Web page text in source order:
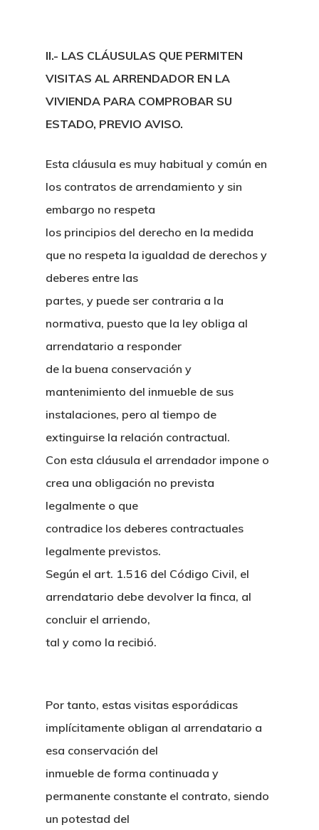
II.- LAS CLÁUSULAS QUE PERMITEN
VISITAS AL ARRENDADOR EN LA
VIVIENDA PARA COMPROBAR SU
ESTADO, PREVIO AVISO.
Esta cláusula es muy habitual y común en
los contratos de arrendamiento y sin
embargo no respeta
los principios del derecho en la medida
que no respeta la igualdad de derechos y
deberes entre las
partes, y puede ser contraria a la
normativa, puesto que la ley obliga al
arrendatario a responder
de la buena conservación y
mantenimiento del inmueble de sus
instalaciones, pero al tiempo de
extinguirse la relación contractual.
Con esta cláusula el arrendador impone o
crea una obligación no prevista
legalmente o que
contradice los deberes contractuales
legalmente previstos.
Según el art. 1.516 del Código Civil, el
arrendatario debe devolver la finca, al
concluir el arriendo,
tal y como la recibió.
Por tanto, estas visitas esporádicas
implícitamente obligan al arrendatario a
esa conservación del
inmueble de forma continuada y
permanente constante el contrato, siendo
un potestad del